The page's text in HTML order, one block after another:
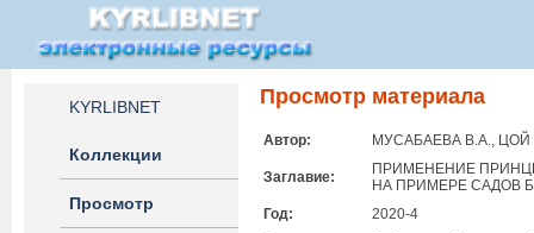
KYRLIBNET
Коллекции
Просмотр
Просмотр материала
Автор: МУСАБАЕВА В.А.,
Заглавие:
ПРИМЕНЕНИЕ
НА ПРИМЕРЕ САДОВ
Год:
2020-4